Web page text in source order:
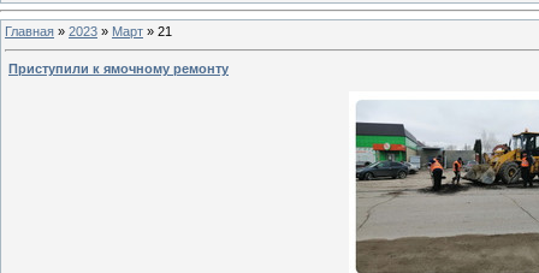
Главная » 2023 » Март » 21
Приступили к ямочному ремонту